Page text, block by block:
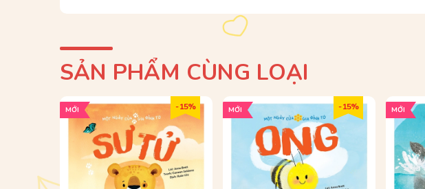
: Kiến thức – Khoa học
SẢN PHẨM CÙNG LOẠI
- 15%
MỚI - 15%
MỚI MỚI